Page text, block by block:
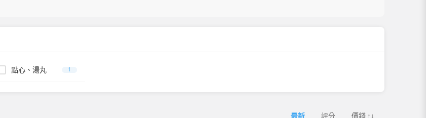
點心、湯丸 1
最新 評分 價錢 ↑↓